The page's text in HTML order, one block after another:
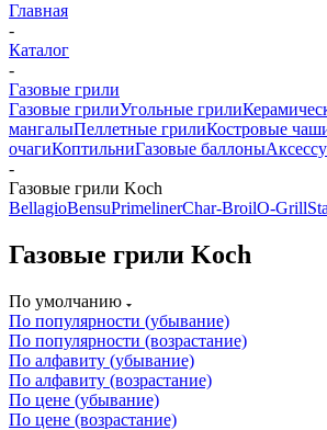
Главная
-
Каталог
-
Газовые грили
Газовые грилиУгольные грили
мангалыПеллетные грилиКостровые
очагиКоптильниГазовые баллоны
-
Газовые грили Koch
BellagioBensuPrimelinerChar-BroilO-Grill
Газовые грили Koch
По умолчанию
По популярности (убывание)
По популярности (возрастание)
По алфавиту (убывание)
По алфавиту (возрастание)
По цене (убывание)
По цене (возрастание)